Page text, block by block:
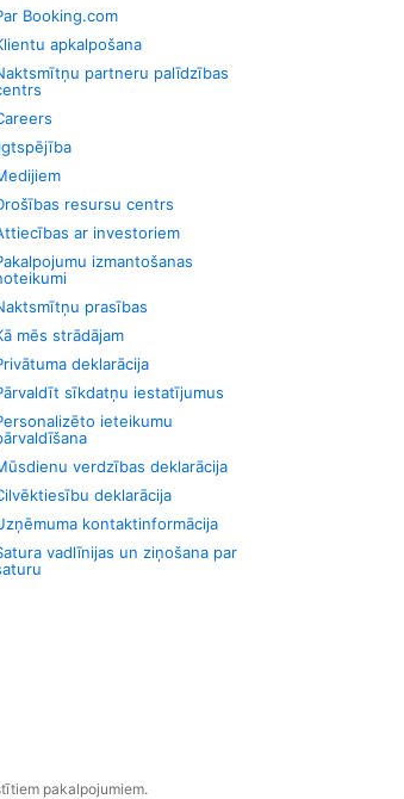
Booking.com
apkalpošana
partneru palīdzības
resursu centrs
ar investoriem
izmantošanas
prasības
mēs strādājam
deklarācija
sīkdatņu iestatījumus
ieteikumu
verdzības deklarācija
deklarācija
kontaktinformācija
vadlīnijas un ziņošana par
pakalpojumiem.